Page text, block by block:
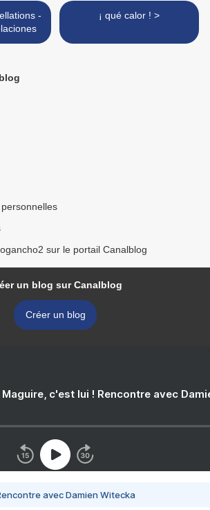
¡ qué calor ! >
sur le portail Canalblog
un blog sur Canalblog
Créer un blog
c'est lui ! Rencontre avec
avec Damien Witecka